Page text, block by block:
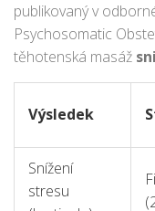
publikovaný v
Psychosomatic
těhotenská masáž
hormonu kortizolu
uvolnění není jen
Výsledek
Snížení
stresu